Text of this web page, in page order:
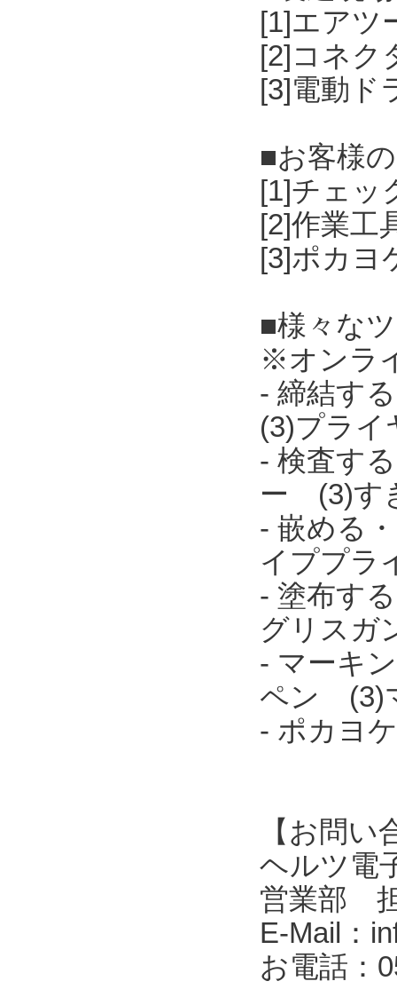
[1]エアツ
[2]コネク
[3]電動ド
■お客様
[1]チェッ
[2]作業工
[3]ポカヨ
■様々な
※オンラ
- 締結す
(3)プライ
- 検査す
ー (3)す
- 嵌める
イププラ
- 塗布す
グリスガ
- マーキ
ペン (3)
- ポカヨ
【お問い
ヘルツ電
営業部
E-Mail：
お電話：